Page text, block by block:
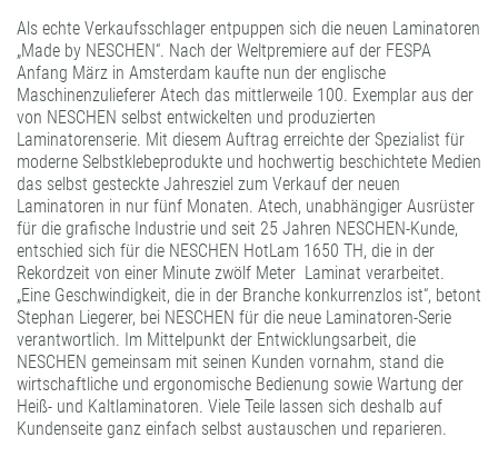
Als echte Verkaufsschlager entpuppen sich die neuen Laminatoren
„Made by NESCHEN“. Nach der Weltpremiere auf der FESPA
Anfang März in Amsterdam kaufte nun der englische
Maschinenzulieferer Atech das mittlerweile 100. Exemplar aus der
von NESCHEN selbst entwickelten und produzierten
Laminatorenserie. Mit diesem Auftrag erreichte der Spezialist für
moderne Selbstklebeprodukte und hochwertig beschichtete Medien
das selbst gesteckte Jahresziel zum Verkauf der neuen
Laminatoren in nur fünf Monaten. Atech, unabhängiger Ausrüster
für die grafische Industrie und seit 25 Jahren NESCHEN-Kunde,
entschied sich für die NESCHEN HotLam 1650 TH, die in der
Rekordzeit von einer Minute zwölf Meter Laminat verarbeitet.
„Eine Geschwindigkeit, die in der Branche konkurrenzlos ist“, betont
Stephan Liegerer, bei NESCHEN für die neue Laminatoren-Serie
verantwortlich. Im Mittelpunkt der Entwicklungsarbeit, die
NESCHEN gemeinsam mit seinen Kunden vornahm, stand die
wirtschaftliche und ergonomische Bedienung sowie Wartung der
Heiß- und Kaltlaminatoren. Viele Teile lassen sich deshalb auf
Kundenseite ganz einfach selbst austauschen und reparieren.